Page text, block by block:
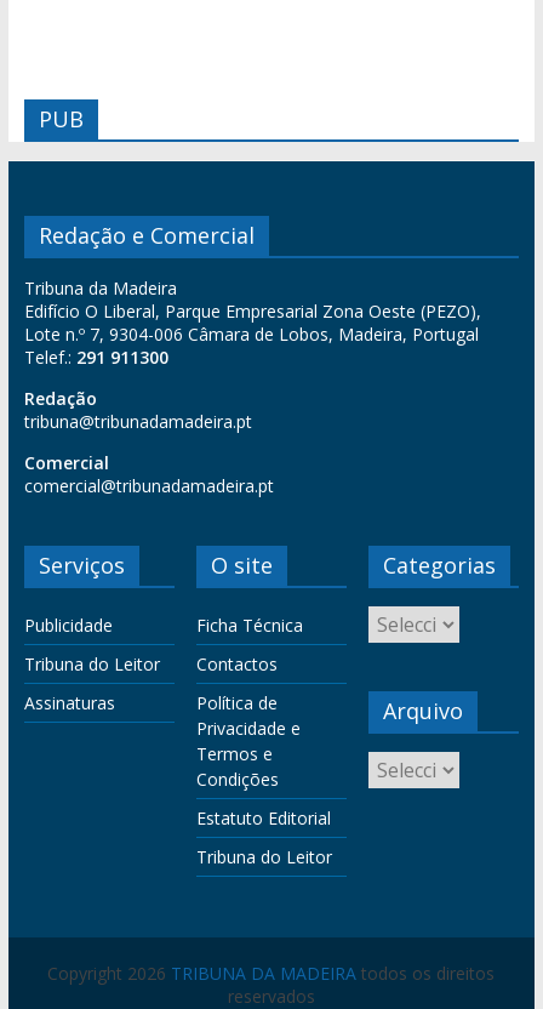
PUB
Redação e Comercial
Tribuna da Madeira
Edifício O Liberal, Parque Empresarial Zona Oeste (PEZO),
Lote n.º 7, 9304-006 Câmara de Lobos, Madeira, Portugal
Telef.: 291 911300
Redação
tribuna@tribunadamadeira.pt
Comercial
comercial@tribunadamadeira.pt
Serviços
Publicidade
Tribuna do Leitor
Assinaturas
O site
Ficha Técnica
Contactos
Política de
Privacidade e
Termos e
Condições
Estatuto Editorial
Tribuna do Leitor
Categorias
Arquivo
Copyright 2026 TRIBUNA DA MADEIRA todos os direitos
reservados